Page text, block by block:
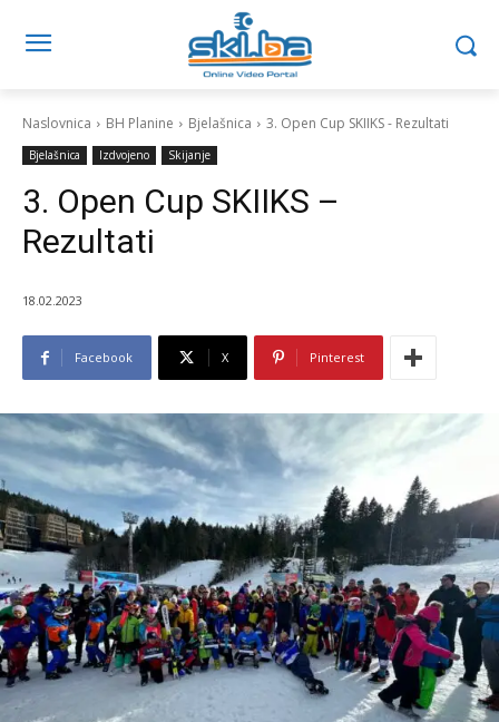
Naslovnica BH Planine Bjelašnica 3. Open Cup SKIIKS - Rezultati
Bjelašnica Izdvojeno Skijanje
3. Open Cup SKIIKS –
Rezultati
18.02.2023
Facebook X Pinterest